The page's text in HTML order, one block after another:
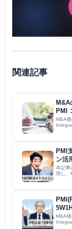
関連記事
M&A
PMI
M&A
PMI
ン活
本記事
用し、
説：
M&A